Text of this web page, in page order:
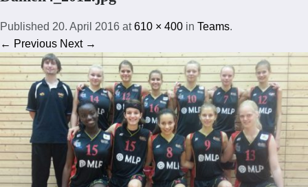
Published 20. April 2016 at610 × 400 in Teams.
← Previous Next →